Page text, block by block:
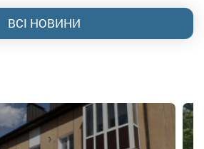
ВСІ НОВИНИ